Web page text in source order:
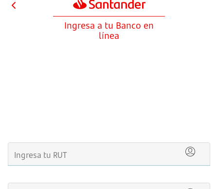
Ingresa a tu Banco en
línea
Ingresa tu RUT